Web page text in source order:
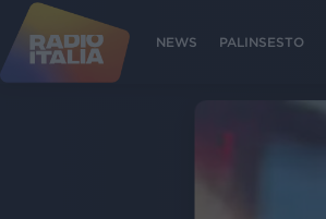
NEWS PALINSESTO